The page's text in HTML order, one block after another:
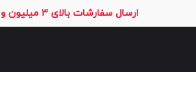
ارسال سفارشات بالای 3 میلیون و 990 هزار تومان رایگان است.